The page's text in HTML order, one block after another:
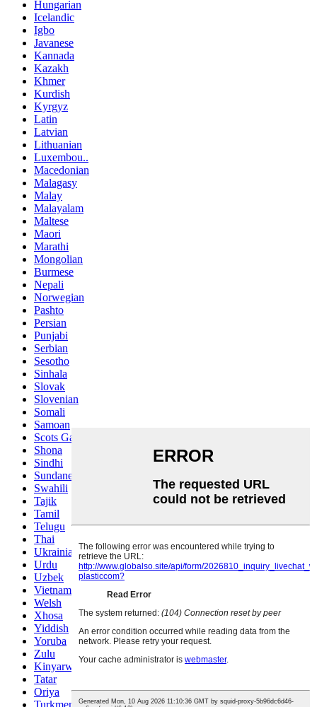
Hungarian
Icelandic
Igbo
Javanese
Kannada
Kazakh
Khmer
Kurdish
Kyrgyz
Latin
Latvian
Lithuanian
Luxembou..
Macedonian
Malagasy
Malay
Malayalam
Maltese
Maori
Marathi
Mongolian
Burmese
Nepali
Norwegian
Pashto
Persian
Punjabi
Serbian
Sesotho
Sinhala
Slovak
Slovenian
Somali
Samoan
Scots Gaelic
Shona
Sindhi
Sundanese
Swahili
Tajik
Tamil
Telugu
Thai
Ukrainian
Urdu
Uzbek
Vietnamese
Welsh
Xhosa
Yiddish
Yoruba
Zulu
Kinyarwanda
Tatar
Oriya
Turkmen